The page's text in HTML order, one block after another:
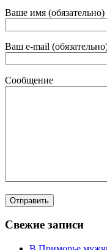
Ваше имя (обязательно)
Ваш e-mail
Сообщение
Свежие записи